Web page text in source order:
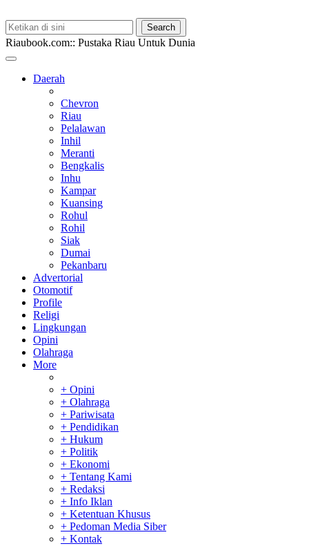
Riaubook.com:: Pustaka Riau Untuk Dunia
Daerah
Chevron
Riau
Pelalawan
Inhil
Meranti
Bengkalis
Inhu
Kampar
Kuansing
Rohul
Rohil
Siak
Dumai
Pekanbaru
Advertorial
Otomotif
Profile
Religi
Lingkungan
Opini
Olahraga
More
+ Opini
+ Olahraga
+ Pariwisata
+ Pendidikan
+ Hukum
+ Politik
+ Ekonomi
+ Tentang Kami
+ Redaksi
+ Info Iklan
+ Ketentuan Khusus
+ Pedoman Media Siber
+ Kontak